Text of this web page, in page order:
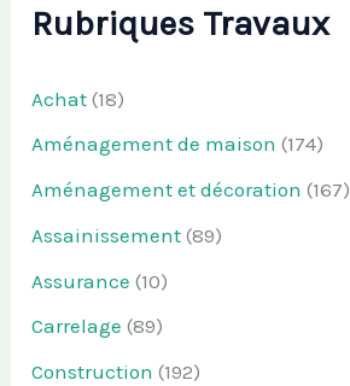
Rubriques Travaux
Achat (18)
Aménagement de maison (174)
Aménagement et décoration (167)
Assainissement (89)
Assurance (10)
Carrelage (89)
Construction (192)